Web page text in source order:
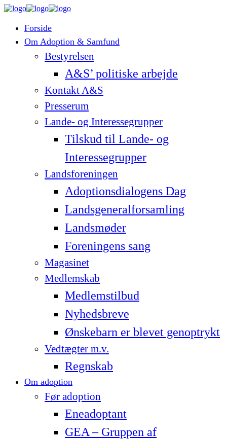
Forside
Om Adoption & Samfund
Bestyrelsen
A&S’ politiske arbejde
Kontakt A&S
Presserum
Lande- og Interessegrupper
Tilskud til Lande- og
Interessegrupper
Landsforeningen
Adoptionsdialogens Dag
Landsgeneralforsamling
Landsmøder
Foreningens sang
Magasinet
Medlemskab
Medlemstilbud
Nyhedsbreve
Ønskebarn er blevet genoptrykt
Vedtægter m.v.
Regnskab
Om adoption
Før adoption
Eneadoptant
GEA – Gruppen af